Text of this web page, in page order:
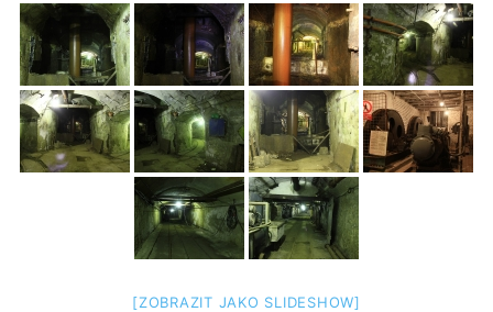
[ZOBRAZIT JAKO SLIDESHOW]